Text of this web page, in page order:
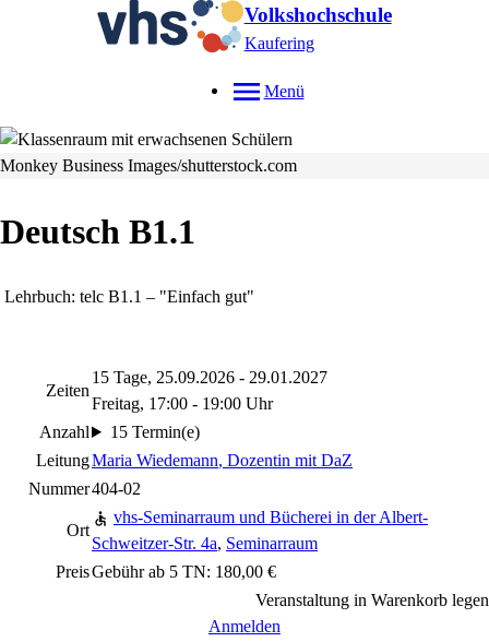
Volkshochschule
Kaufering
Menü
Monkey Business Images/shutterstock.com
Deutsch B1.1
Lehrbuch: telc B1.1 – "Einfach gut"
Zeiten
15 Tage, 25.09.2026 - 29.01.2027
Freitag, 17:00 - 19:00 Uhr
Anzahl
15 Termin(e)
LeitungMaria Wiedemann, Dozentin mit DaZ
Nummer404-02
Ort
vhs-Seminarraum und Bücherei in der Albert-
Schweitzer-Str. 4a, Seminarraum
PreisGebühr ab 5 TN: 180,00 €
Veranstaltung in Warenkorb legen
Anmelden